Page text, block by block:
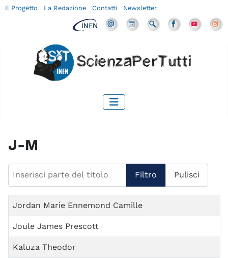
Il Progetto La Redazione Contatti Newsletter
J-M
Filtro Pulisci
Titolo
Jordan Marie Ennemond Camille
Joule James Prescott
Kaluza Theodor